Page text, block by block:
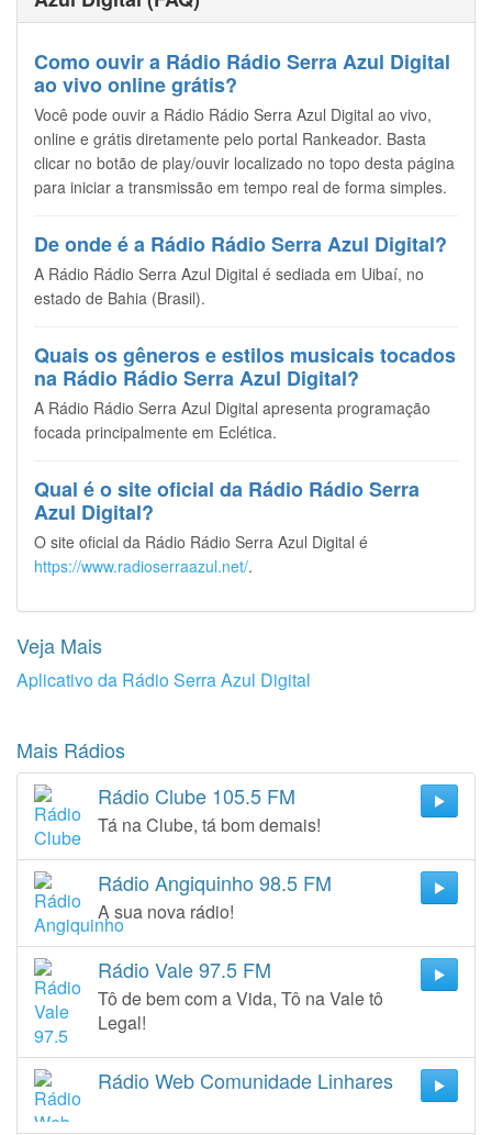
Como ouvir a Rádio Rádio Serra Azul Digital
ao vivo online grátis?
Você pode ouvir a Rádio Rádio Serra Azul Digital ao vivo,
online e grátis diretamente pelo portal Rankeador. Basta
clicar no botão de play/ouvir localizado no topo desta página
para iniciar a transmissão em tempo real de forma simples.
De onde é a Rádio Rádio Serra Azul Digital?
A Rádio Rádio Serra Azul Digital é sediada em Uibaí, no
estado de Bahia (Brasil).
Quais os gêneros e estilos musicais tocados
na Rádio Rádio Serra Azul Digital?
A Rádio Rádio Serra Azul Digital apresenta programação
focada principalmente em Eclética.
Qual é o site oficial da Rádio Rádio Serra
Azul Digital?
O site oficial da Rádio Rádio Serra Azul Digital é
https://www.radioserraazul.net/.
Veja Mais
Aplicativo da Rádio Serra Azul Digital
Mais Rádios
Rádio Clube 105.5 FM
Tá na Clube, tá bom demais!
Rádio Angiquinho 98.5 FM
A sua nova rádio!
Rádio Vale 97.5 FM
Tô de bem com a Vida, Tô na Vale tô
Legal!
Rádio Web Comunidade Linhares